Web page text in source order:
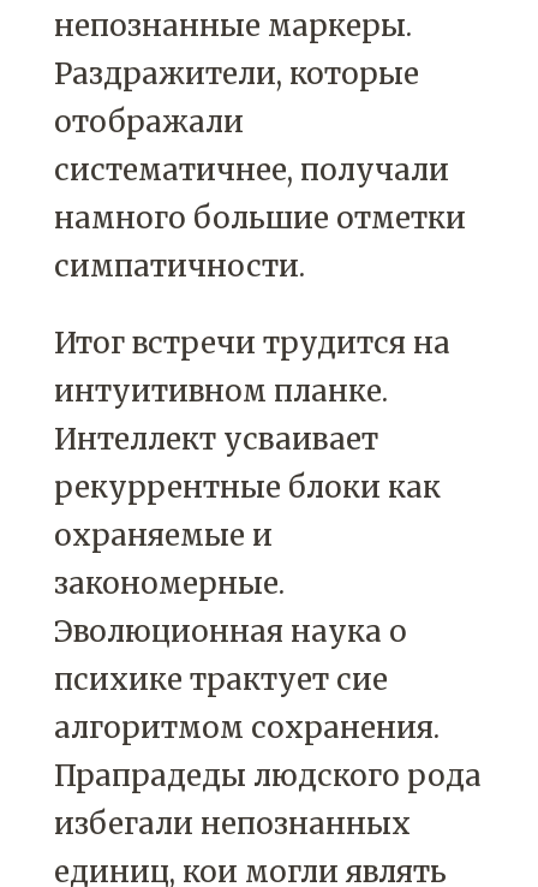
непознанные маркеры.
Раздражители, которые
отображали
систематичнее, получали
намного большие отметки
симпатичности.
Итог встречи трудится на
интуитивном планке.
Интеллект усваивает
рекуррентные блоки как
охраняемые и
закономерные.
Эволюционная наука о
психике трактует сие
алгоритмом сохранения.
Прапрадеды людского рода
избегали непознанных
единиц, кои могли являть